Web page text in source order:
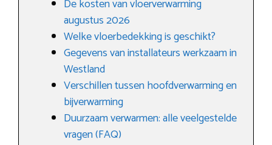
De kosten van vloerverwarming
augustus 2026
Welke vloerbedekking is geschikt?
Gegevens van installateurs werkzaam in
Westland
Verschillen tussen hoofdverwarming en
bijverwarming
Duurzaam verwarmen: alle veelgestelde
vragen (FAQ)